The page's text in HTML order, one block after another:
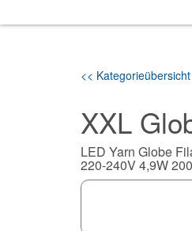
<< Kategorieübersicht
XXL
LED Yarn Globe
220-240V 4,9W